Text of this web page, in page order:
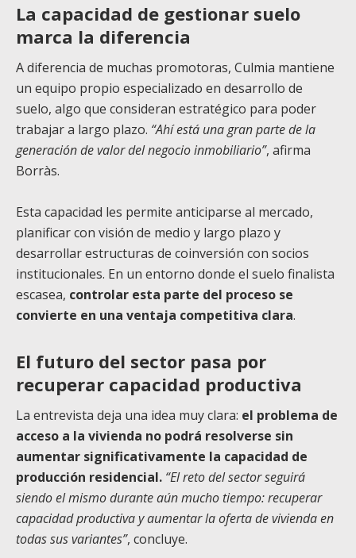
La capacidad de gestionar suelo
marca la diferencia
A diferencia de muchas promotoras, Culmia mantiene
un equipo propio especializado en desarrollo de
suelo, algo que consideran estratégico para poder
trabajar a largo plazo. “Ahí está una gran parte de la
generación de valor del negocio inmobiliario”, afirma
Borràs.
Esta capacidad les permite anticiparse al mercado,
planificar con visión de medio y largo plazo y
desarrollar estructuras de coinversión con socios
institucionales. En un entorno donde el suelo finalista
escasea, controlar esta parte del proceso se
convierte en una ventaja competitiva clara.
El futuro del sector pasa por
recuperar capacidad productiva
La entrevista deja una idea muy clara: el problema de
acceso a la vivienda no podrá resolverse sin
aumentar significativamente la capacidad de
producción residencial. “El reto del sector seguirá
siendo el mismo durante aún mucho tiempo: recuperar
capacidad productiva y aumentar la oferta de vivienda en
todas sus variantes”, concluye.